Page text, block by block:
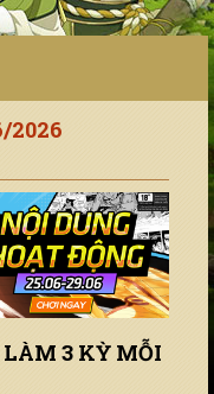
2026
3 KỲ MỖI